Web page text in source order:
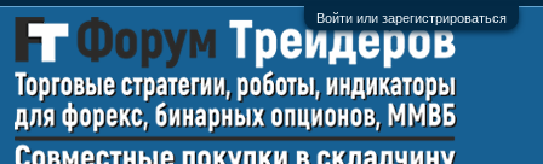
Войти или зарегистрироваться